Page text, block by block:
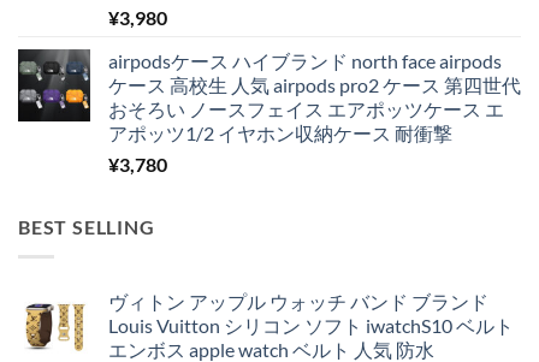
¥3,980
airpodsケース ハイブランド north face airpods
ケース 高校生 人気 airpods pro2 ケース 第四世代
おそろい ノースフェイス エアポッツケース エ
アポッツ1/2 イヤホン収納ケース 耐衝撃
¥3,780
BEST SELLING
ヴィトン アップル ウォッチ バンド ブランド
Louis Vuitton シリコン ソフト iwatchS10 ベルト
エンボス apple watch ベルト 人気 防水